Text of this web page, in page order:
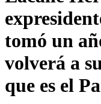
tomó un
volverá a
que es el